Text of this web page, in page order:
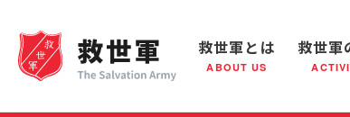
救世軍とは
ABOUT US
救世軍とは 世界が抱えている社会問題
救世軍
救世軍の活動